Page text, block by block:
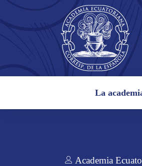
La
Academia